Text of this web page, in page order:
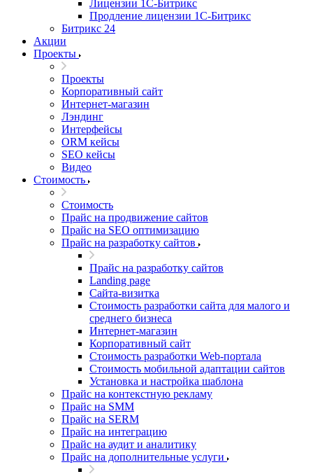
Лицензии 1С-Битрикс
Продление лицензии 1С-Битрикс
Битрикс 24
Акции
Проекты
Проекты
Корпоративный сайт
Интернет-магазин
Лэндинг
Интерфейсы
ORM кейсы
SEO кейсы
Видео
Стоимость
Стоимость
Прайс на продвижение сайтов
Прайс на SEO оптимизацию
Прайс на разработку сайтов
Прайс на разработку сайтов
Landing page
Cайта-визитка
Стоимость разработки сайта для малого и
среднего бизнеса
Интернет-магазин
Корпоративный сайт
Стоимость разработки Web-портала
Стоимость мобильной адаптации сайтов
Установка и настройка шаблона
Прайс на контекстную рекламу
Прайс на SMM
Прайс на SERM
Прайс на интеграцию
Прайс на аудит и аналитику
Прайс на дополнительные услуги